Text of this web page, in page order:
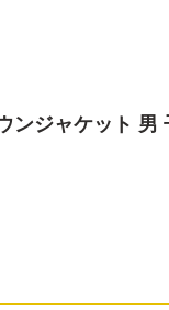
ジャケット 男